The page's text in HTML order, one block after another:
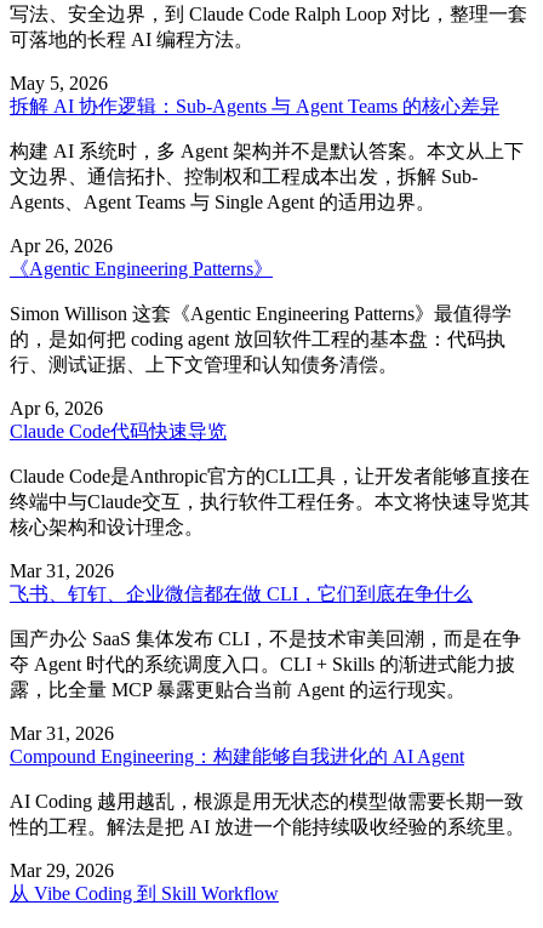
写法、安全边界，到 Claude Code Ralph Loop 对比，整理一套
可落地的长程 AI 编程方法。
May 5, 2026
拆解 AI 协作逻辑：Sub-Agents 与 Agent Teams 的核心差异
构建 AI 系统时，多 Agent 架构并不是默认答案。本文从上下
文边界、通信拓扑、控制权和工程成本出发，拆解 Sub-
Agents、Agent Teams 与 Single Agent 的适用边界。
Apr 26, 2026
《Agentic Engineering Patterns》
Simon Willison 这套《Agentic Engineering Patterns》最值得学
的，是如何把 coding agent 放回软件工程的基本盘：代码执
行、测试证据、上下文管理和认知债务清偿。
Apr 6, 2026
Claude Code代码快速导览
Claude Code是Anthropic官方的CLI工具，让开发者能够直接在
终端中与Claude交互，执行软件工程任务。本文将快速导览其
核心架构和设计理念。
Mar 31, 2026
飞书、钉钉、企业微信都在做 CLI，它们到底在争什么
国产办公 SaaS 集体发布 CLI，不是技术审美回潮，而是在争
夺 Agent 时代的系统调度入口。CLI + Skills 的渐进式能力披
露，比全量 MCP 暴露更贴合当前 Agent 的运行现实。
Mar 31, 2026
Compound Engineering：构建能够自我进化的 AI Agent
AI Coding 越用越乱，根源是用无状态的模型做需要长期一致
性的工程。解法是把 AI 放进一个能持续吸收经验的系统里。
Mar 29, 2026
从 Vibe Coding 到 Skill Workflow